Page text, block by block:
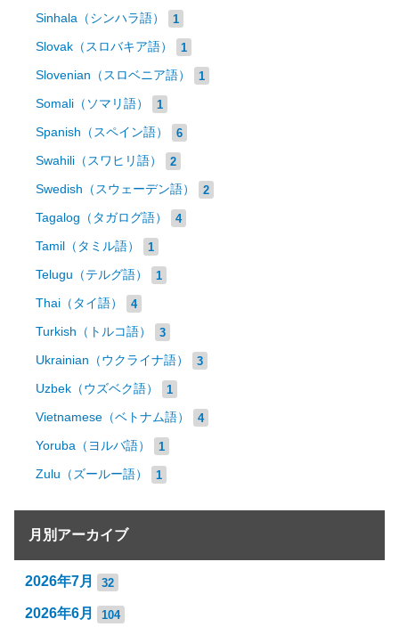
Sinhala（シンハラ語） 1
Slovak（スロバキア語） 1
Slovenian（スロベニア語） 1
Somali（ソマリ語） 1
Spanish（スペイン語） 6
Swahili（スワヒリ語） 2
Swedish（スウェーデン語） 2
Tagalog（タガログ語） 4
Tamil（タミル語） 1
Telugu（テルグ語） 1
Thai（タイ語） 4
Turkish（トルコ語） 3
Ukrainian（ウクライナ語） 3
Uzbek（ウズベク語） 1
Vietnamese（ベトナム語） 4
Yoruba（ヨルバ語） 1
Zulu（ズールー語） 1
月別アーカイブ
2026年7月 32
2026年6月 104